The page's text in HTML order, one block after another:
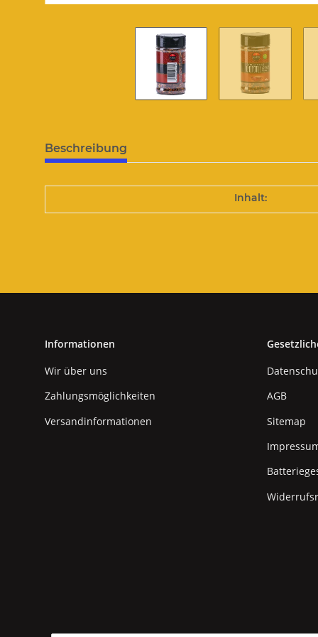
Beschreibung
Inhalt:
Informationen
Wir über uns
Zahlungsmöglichkeiten
Versandinformationen
AGB
Sitemap